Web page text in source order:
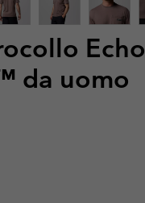
Echo
da uomo